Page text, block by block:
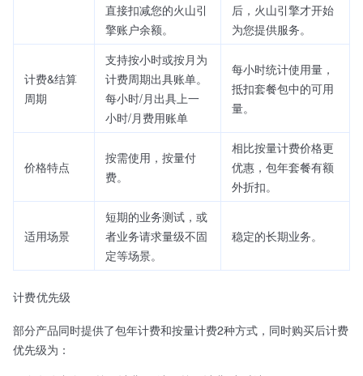
直接扣减您的火山引
擎账户余额。
后，火山引擎才开始
为您提供服务。
计费&结算
周期
支持按小时或按月为
计费周期出具账单。
每小时/月出具上一
小时/月费用账单
每小时统计使用量，
抵扣套餐包中的可用
量。
价格特点
按需使用，按量付
费。
相比按量计费价格更
优惠，包年套餐有额
外折扣。
适用场景
短期的业务测试，或
者业务请求量级不固
定等场景。
稳定的长期业务。
计费优先级
部分产品同时提供了包年计费和按量计费2种方式，同时购买后计费
优先级为：